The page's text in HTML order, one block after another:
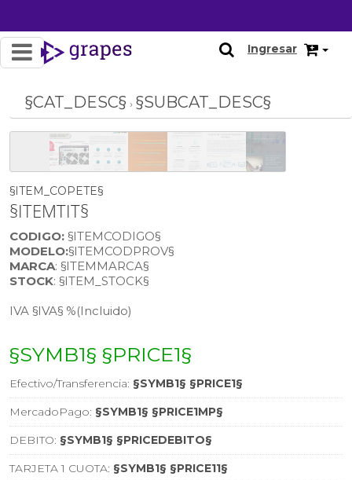
Ingresar
§CAT_DESC§ › §SUBCAT_DESC§
§ITEM_COPETE§
§ITEMTIT§
CODIGO: §ITEMCODIGO§
MODELO:§ITEMCODPROV§
MARCA: §ITEMMARCA§
STOCK: §ITEM_STOCK§
IVA §IVA§ %(Incluido)
§SYMB1§ §PRICE1§
Efectivo/Transferencia: §SYMB1§ §PRICE1§
MercadoPago: §SYMB1§ §PRICE1MP§
DEBITO: §SYMB1§ §PRICEDEBITO§
TARJETA 1 CUOTA: §SYMB1§ §PRICE11§